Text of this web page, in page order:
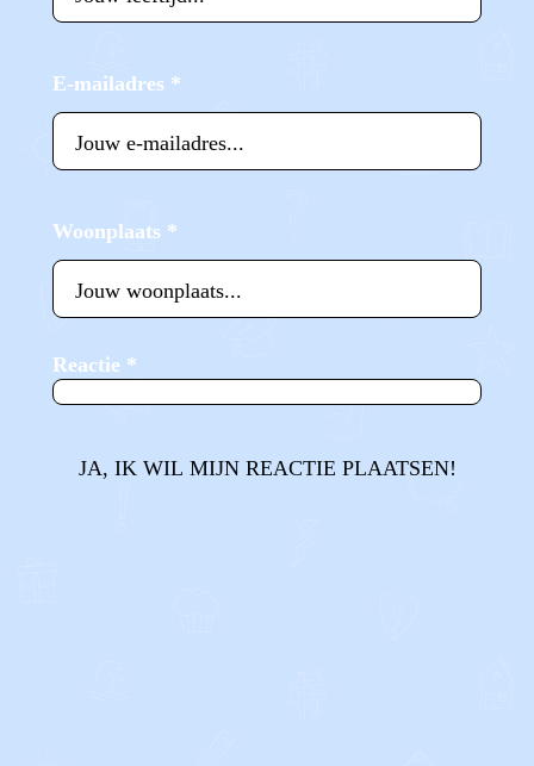
E-mailadres *
Woonplaats *
Reactie *
JA, IK WIL MIJN REACTIE PLAATSEN!